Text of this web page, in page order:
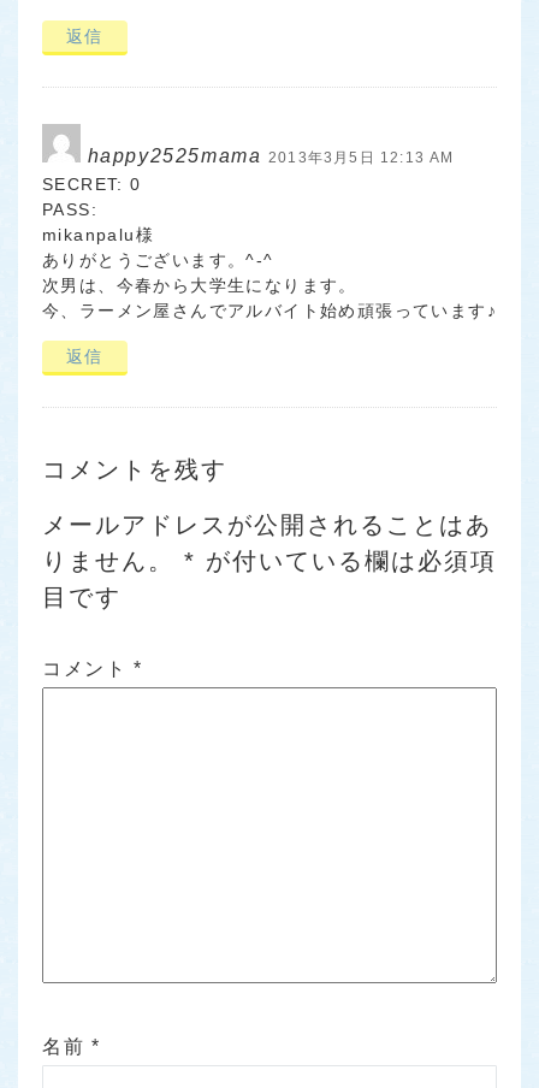
返信
happy2525mama 2013年3月5日 12:13 AM
SECRET: 0
PASS:
mikanpalu様
ありがとうございます。^-^
次男は、今春から大学生になります。
今、ラーメン屋さんでアルバイト始め頑張っています♪
返信
コメントを残す
メールアドレスが公開されることはあ
りません。
* が付いている欄は必須項
目です
コメント *
名前 *